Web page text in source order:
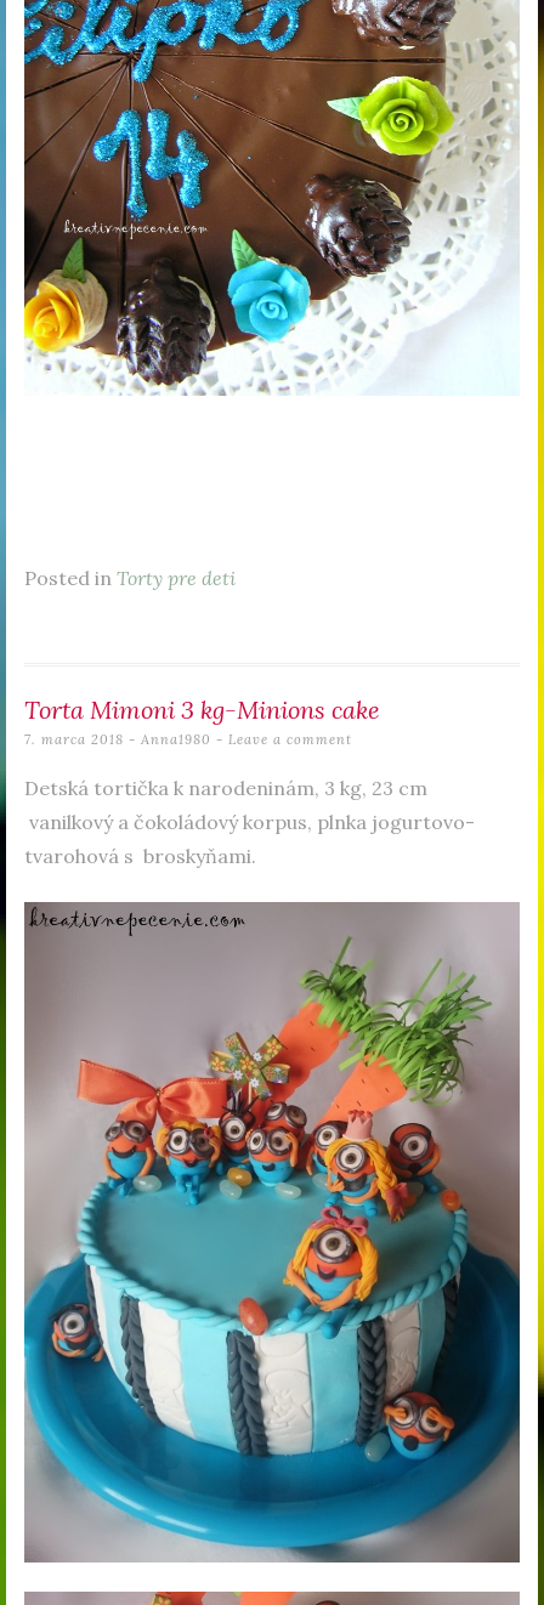
Posted in Torty pre deti
Torta Mimoni 3 kg-Minions cake
7. marca 2018 - Anna1980 Leave a comment
Detská tortička k narodeninám, 3 kg, 23 cm
vanilkový a čokoládový korpus, plnka jogurtovo-
tvarohová s broskyňami.